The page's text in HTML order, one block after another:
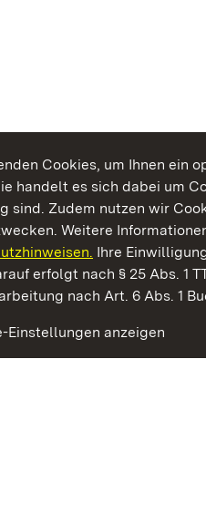
Cookies, um Ihnen ein
handelt es sich dabei um
sind. Zudem nutzen wir
Weitere
Ihre
erfolgt nach § 25 Abs. 1
nach Art. 6 Abs. 1
Einstellungen anzeigen
Staunen. Genießen.